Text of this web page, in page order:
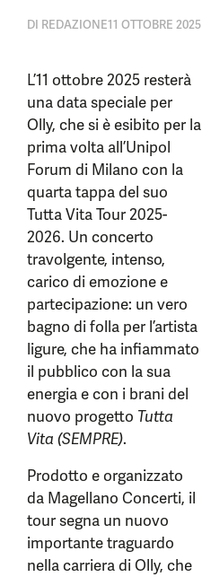
DI REDAZIONE11 OTTOBRE 2025
L’11 ottobre 2025 resterà
una data speciale per
Olly, che si è esibito per la
prima volta all’Unipol
Forum di Milano con la
quarta tappa del suo
Tutta Vita Tour 2025-
2026. Un concerto
travolgente, intenso,
carico di emozione e
partecipazione: un vero
bagno di folla per l’artista
ligure, che ha infiammato
il pubblico con la sua
energia e con i brani del
nuovo progetto Tutta
Vita (SEMPRE).
Prodotto e organizzato
da Magellano Concerti, il
tour segna un nuovo
importante traguardo
nella carriera di Olly, che